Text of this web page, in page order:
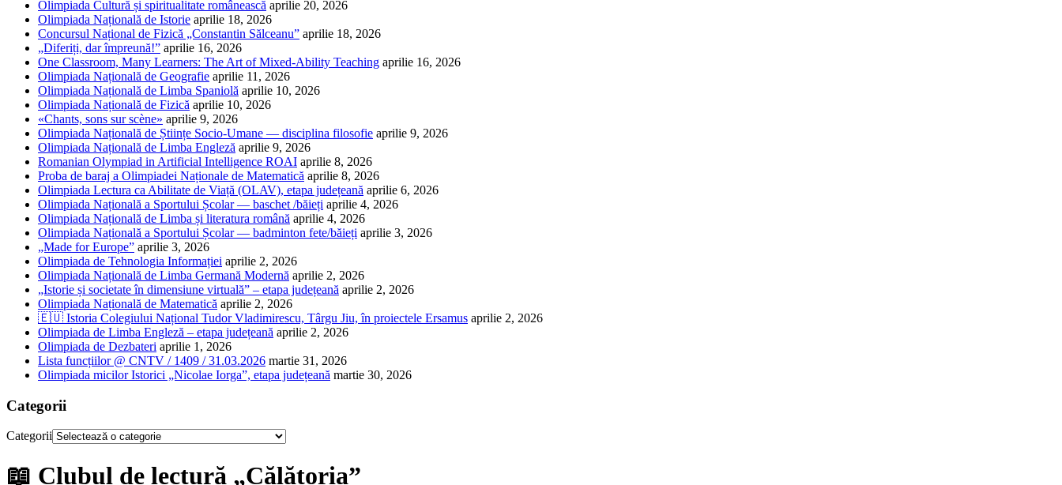
Olimpiada Cultură și spiritualitate românească aprilie 20, 2026
Olimpiada Națională de Istorie aprilie 18, 2026
Concursul Național de Fizică „Constantin Sălceanu” aprilie 18, 2026
„Diferiți, dar împreună!” aprilie 16, 2026
One Classroom, Many Learners: The Art of Mixed-Ability Teaching aprilie 16, 2026
Olimpiada Națională de Geografie aprilie 11, 2026
Olimpiada Națională de Limba Spaniolă aprilie 10, 2026
Olimpiada Națională de Fizică aprilie 10, 2026
«Chants, sons sur scène» aprilie 9, 2026
Olimpiada Națională de Științe Socio-Umane — disciplina filosofie aprilie 9, 2026
Olimpiada Națională de Limba Engleză aprilie 9, 2026
Romanian Olympiad in Artificial Intelligence ROAI aprilie 8, 2026
Proba de baraj a Olimpiadei Naționale de Matematică aprilie 8, 2026
Olimpiada Lectura ca Abilitate de Viață (OLAV), etapa județeană aprilie 6, 2026
Olimpiada Națională a Sportului Școlar — baschet /băieți aprilie 4, 2026
Olimpiada Națională de Limba și literatura română aprilie 4, 2026
Olimpiada Națională a Sportului Școlar — badminton fete/băieți aprilie 3, 2026
„Made for Europe” aprilie 3, 2026
Olimpiada de Tehnologia Informației aprilie 2, 2026
Olimpiada Națională de Limba Germană Modernă aprilie 2, 2026
„Istorie și societate în dimensiune virtuală” – etapa județeană aprilie 2, 2026
Olimpiada Națională de Matematică aprilie 2, 2026
🇪🇺 Istoria Colegiului Național Tudor Vladimirescu, Târgu Jiu, în proiectele Ersamus aprilie 2, 2026
Olimpiada de Limba Engleză – etapa județeană aprilie 2, 2026
Olimpiada de Dezbateri aprilie 1, 2026
Lista funcțiilor @ CNTV / 1409 / 31.03.2026 martie 31, 2026
Olimpiada micilor Istorici „Nicolae Iorga”, etapa județeană martie 30, 2026
Categorii
Categorii
📖 Clubul de lectură „Călătoria”